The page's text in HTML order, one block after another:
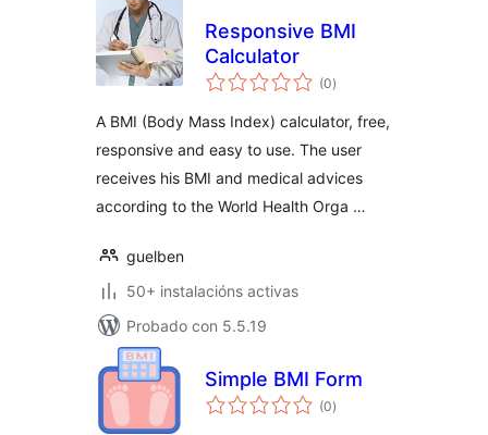
Responsive BMI
Calculator
(0valoracións
totais
)
A BMI (Body Mass Index) calculator, free,
responsive and easy to use. The user
receives his BMI and medical advices
according to the World Health Orga …
guelben
50+ instalacións activas
Probado con 5.5.19
Simple BMI Form
(0valoracións
totais
)